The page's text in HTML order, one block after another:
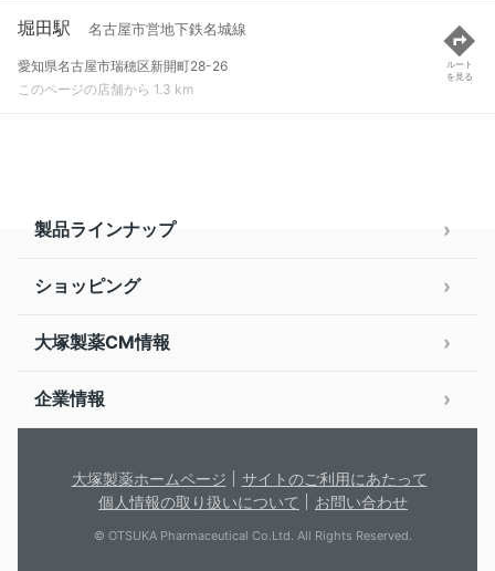
堀田駅 名古屋市営地下鉄名城線
愛知県名古屋市瑞穂区新開町28-26
このページの店舗から 1.3 km
ルート
を見る
製品ラインナップ
ショッピング
大塚製薬CM情報
企業情報
大塚製薬ホームページ
サイトのご利用にあたって
個人情報の取り扱いについて
お問い合わせ
© OTSUKA Pharmaceutical Co.Ltd. All Rights Reserved.